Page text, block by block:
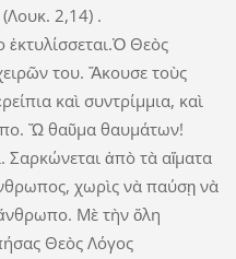
(Λουκ. 2,14) .
Θεὸς
του. Ἄκουσε τοὺς
καὶ συντρίμμια, καὶ
Ὤ θαῦμα θαυμάτων!
Σαρκώνεται ἀπὸ τὰ αἵματα
χωρὶς νὰ παύσῃ νὰ
Μὲ τὴν ὅλη
Θεὸς Λόγος